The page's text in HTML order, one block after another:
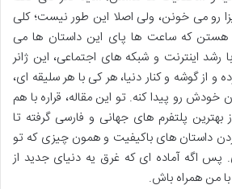
رو می خونن، ولی اصلا این طور نیست؛ کلی
هستن که ساعت ها پای این داستان ها می
اینترنت و شبکه های اجتماعی، این ژانر
از گوشه و کنار دنیا، هر کی با هر سلیقه ای،
خودش رو پیدا کنه. تو این مقاله، قراره با هم
پلتفرم های جهانی و فارسی گرفته تا
داستان های باکیفیت و همون چیزی که تو
پس اگه آماده ای که غرق یه دنیای جدید از
من همراه باش.